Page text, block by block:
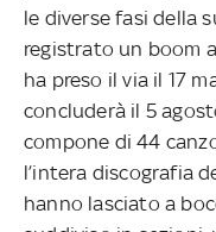
le diverse fasi della
registrato un boom
ha preso il via il 17
concluderà il 5
compone di 44
l’intera discografia
hanno lasciato a